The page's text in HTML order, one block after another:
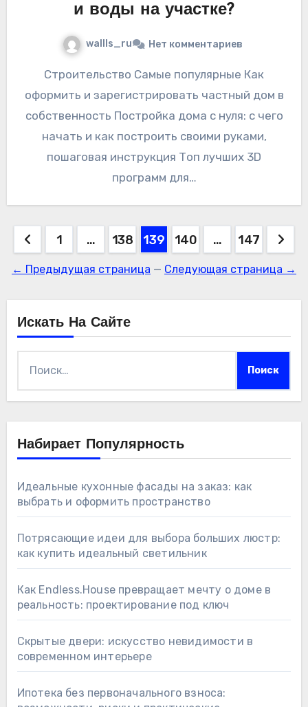
и воды на участке?
wallls_ru Нет комментариев
Строительство Самые популярные Как
оформить и зарегистрировать частный дом в
собственность Постройка дома с нуля: с чего
начать и как построить своими руками,
пошаговая инструкция Топ лучших 3D
программ для…
Пагинация
записей
1 … 138 139 140 … 147
← Предыдущая страница — Следующая страница →
Искать На Сайте
Набирает Популярность
Идеальные кухонные фасады на заказ: как
выбрать и оформить пространство
Потрясающие идеи для выбора больших люстр:
как купить идеальный светильник
Как Endless.House превращает мечту о доме в
реальность: проектирование под ключ
Скрытые двери: искусство невидимости в
современном интерьере
Ипотека без первоначального взноса: